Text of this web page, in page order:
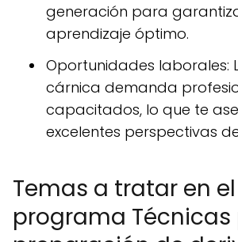
generación para
aprendizaje óptimo.
Oportunidades laborales:
cárnica demanda
capacitados, lo que te
excelentes perspectivas
Temas a tratar en el
programa Técnicas